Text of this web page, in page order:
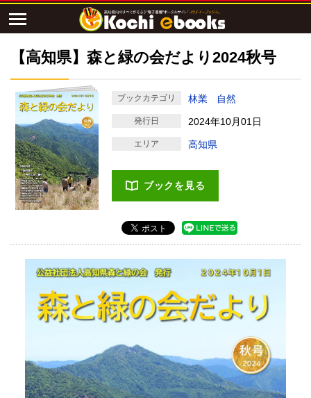
【高知県】森と緑の会だより2024秋号
ブックカテゴリ 林業 自然
発行日 2024年10月01日
エリア 高知県
ブックを見る